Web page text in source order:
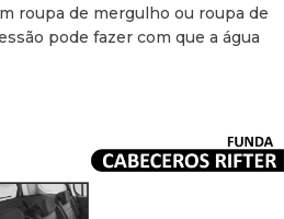
roupa de mergulho ou roupa de
pode fazer com que a água